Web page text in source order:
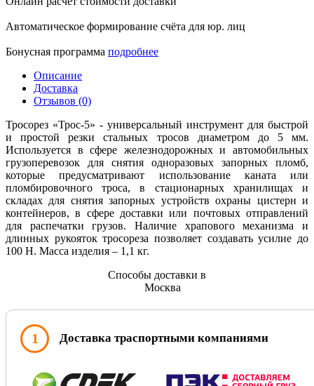
Автоматическое формирование счёта для юр. лиц
Бонусная программа подробнее
Описание
Доставка
Отзывов (0)
Тросорез «Трос-5» - универсальный инструмент для быстрой
и простой резки стальных тросов диаметром до 5 мм.
Используется в сфере железнодорожных и автомобильных
грузоперевозок для снятия одноразовых запорных пломб,
которые предусматривают использование каната или
пломбировочного троса, в стационарных хранилищах и
складах для снятия запорных устройств охраны цистерн и
контейнеров, в сфере доставки или почтовых отправлений
для распечатки грузов. Наличие храпового механизма и
длинных рукояток тросореза позволяет создавать усилие до
100 Н. Масса изделия – 1,1 кг.
Способы доставки в
Москва
1 Доставка траспортными компаниями